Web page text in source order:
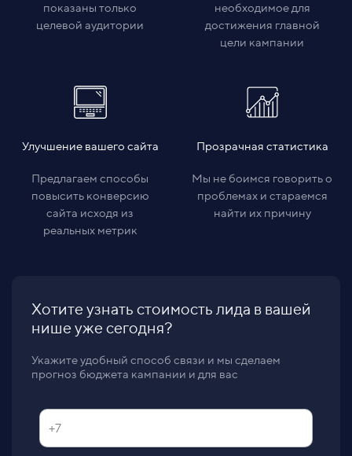
показаны только
целевой аудитории
необходимое для
достижения главной
цели кампании
Улучшение вашего сайта
Предлагаем способы
повысить конверсию
сайта исходя из
реальных метрик
Прозрачная статистика
Мы не боимся говорить о
проблемах и стараемся
найти их причину
Хотите узнать стоимость лида в вашей
нише уже сегодня?
Укажите удобный способ связи и мы сделаем
прогноз бюджета кампании и для вас